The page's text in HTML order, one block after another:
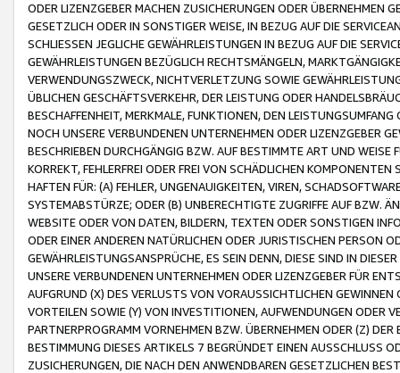
ODER LIZENZGEBER MACHEN ZUSICHERUNGEN ODER ÜBERNEHMEN
GESETZLICH ODER IN SONSTIGER WEISE, IN BEZUG AUF DIE
SCHLIESSEN JEGLICHE GEWÄHRLEISTUNGEN IN BEZUG AUF DIE
GEWÄHRLEISTUNGEN BEZÜGLICH RECHTSMÄNGELN,
VERWENDUNGSZWECK, NICHTVERLETZUNG SOWIE
ÜBLICHEN GESCHÄFTSVERKEHR, DER LEISTUNG ODER
BESCHAFFENHEIT, MERKMALE, FUNKTIONEN, DEN
NOCH UNSERE VERBUNDENEN UNTERNEHMEN ODER LIZENZGEBER
BESCHRIEBEN DURCHGÄNGIG BZW. AUF BESTIMMTE ART UND
KORREKT, FEHLERFREI ODER FREI VON SCHÄDLICHEN
HAFTEN FÜR: (A) FEHLER, UNGENAUIGKEITEN, VIREN,
SYSTEMABSTÜRZE; ODER (B) UNBERECHTIGTE ZUGRIFFE AUF BZW.
WEBSITE ODER VON DATEN, BILDERN, TEXTEN ODER SONSTIGEN
ODER EINER ANDEREN NATÜRLICHEN ODER JURISTISCHEN PERSON
GEWÄHRLEISTUNGSANSPRÜCHE, ES SEIN DENN, DIESE SIND IN
UNSERE VERBUNDENEN UNTERNEHMEN ODER LIZENZGEBER FÜR
AUFGRUND (X) DES VERLUSTS VON VORAUSSICHTLICHEN
VORTEILEN SOWIE (Y) VON INVESTITIONEN, AUFWENDUNGEN ODER
PARTNERPROGRAMM VORNEHMEN BZW. ÜBERNEHMEN ODER (Z)
BESTIMMUNG DIESES ARTIKELS 7 BEGRÜNDET EINEN AUSSCHLUSS
ZUSICHERUNGEN, DIE NACH DEN ANWENDBAREN GESETZLICHEN